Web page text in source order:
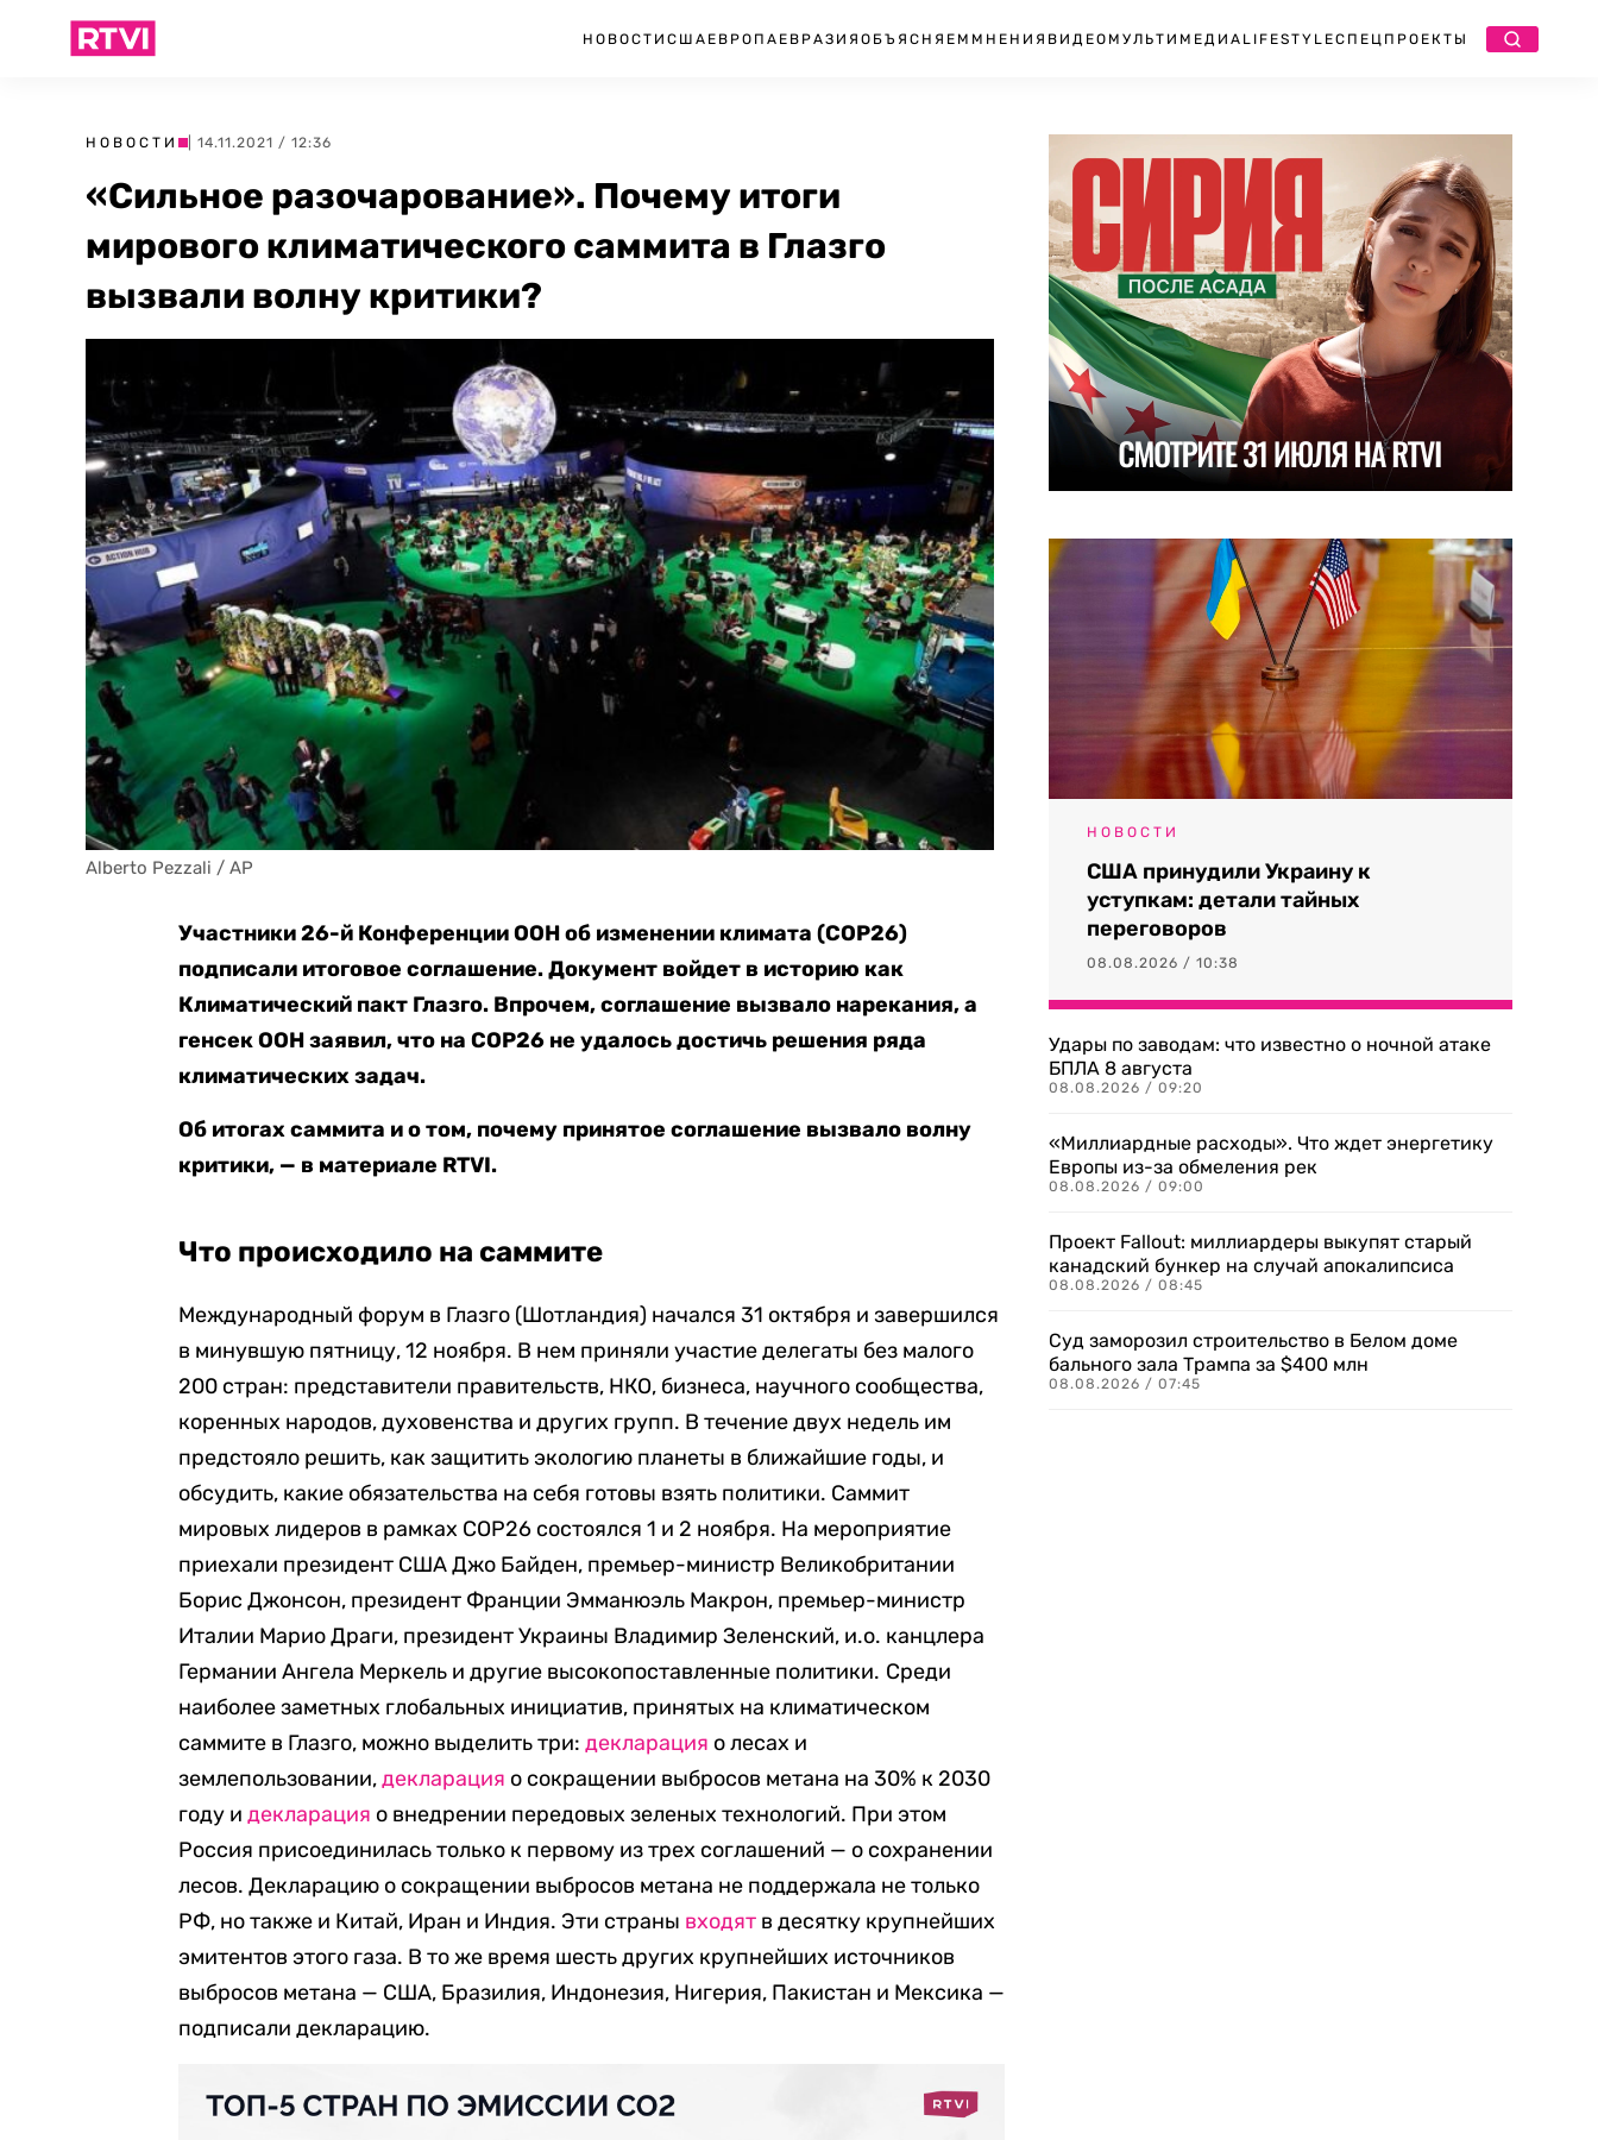
НОВОСТИ США ЕВРОПА ЕВРАЗИЯ ОБЪЯСНЯЕМ МНЕНИЯ ВИДЕО МУЛЬТИМЕДИА LIFESTYLEСПЕЦПРОЕКТЫ
НОВОСТИ | 14.11.2021 / 12:36
«Сильное разочарование». Почему итоги
мирового климатического саммита в Глазго
вызвали волну критики?
Alberto Pezzali / AP
Участники 26-й Конференции ООН об изменении климата (COP26)
подписали итоговое соглашение. Документ войдет в историю как
Климатический пакт Глазго. Впрочем, соглашение вызвало нарекания, а
генсек ООН заявил, что на COP26 не удалось достичь решения ряда
климатических задач.
Об итогах саммита и о том, почему принятое соглашение вызвало волну
критики, — в материале RTVI.
Что происходило на саммите
Международный форум в Глазго (Шотландия) начался 31 октября и завершился
в минувшую пятницу, 12 ноября. В нем приняли участие делегаты без малого
200 стран: представители правительств, НКО, бизнеса, научного сообщества,
коренных народов, духовенства и других групп. В течение двух недель им
предстояло решить, как защитить экологию планеты в ближайшие годы, и
обсудить, какие обязательства на себя готовы взять политики. Саммит
мировых лидеров в рамках COP26 состоялся 1 и 2 ноября. На мероприятие
приехали президент США Джо Байден, премьер-министр Великобритании
Борис Джонсон, президент Франции Эмманюэль Макрон, премьер-министр
Италии Марио Драги, президент Украины Владимир Зеленский, и.о. канцлера
Германии Ангела Меркель и другие высокопоставленные политики. Среди
наиболее заметных глобальных инициатив, принятых на климатическом
саммите в Глазго, можно выделить три: декларация о лесах и
землепользовании,декларация о сокращении выбросов метана на 30% к 2030
году и декларация о внедрении передовых зеленых технологий. При этом
Россия присоединилась только к первому из трех соглашений — о сохранении
лесов. Декларацию о сокращении выбросов метана не поддержала не только
РФ, но также и Китай, Иран и Индия. Эти страны входят в десятку крупнейших
эмитентов этого газа. В то же время шесть других крупнейших источников
выбросов метана — США, Бразилия, Индонезия, Нигерия, Пакистан и Мексика —
подписали декларацию.
НОВОСТИ
США принудили Украину к
уступкам: детали тайных
переговоров
08.08.2026 / 10:38
Удары по заводам: что известно о ночной атаке
БПЛА 8 августа
08.08.2026 / 09:20
«Миллиардные расходы». Что ждет энергетику
Европы из-за обмеления рек
08.08.2026 / 09:00
Проект Fallout: миллиардеры выкупят старый
канадский бункер на случай апокалипсиса
08.08.2026 / 08:45
Суд заморозил строительство в Белом доме
бального зала Трампа за $400 млн
08.08.2026 / 07:45